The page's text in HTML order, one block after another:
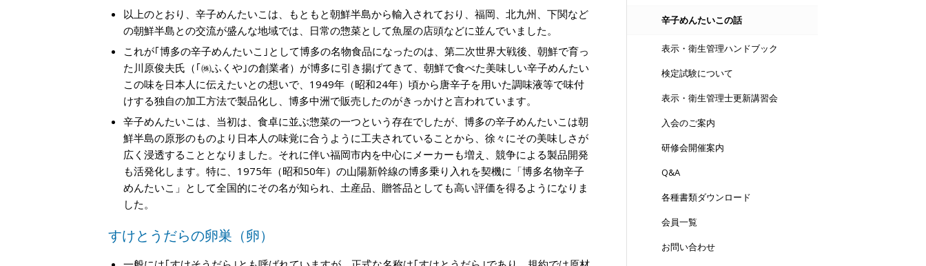
以上のとおり、辛子めんたいこは、もともと朝鮮半島から輸入されており、福岡、北九州、下関など
の朝鮮半島との交流が盛んな地域では、日常の惣菜として魚屋の店頭などに並んでいました。
これが｢博多の辛子めんたいこ｣として博多の名物食品になったのは、第二次世界大戦後、朝鮮で育っ
た川原俊夫氏（｢㈱ふくや｣の創業者）が博多に引き揚げてきて、朝鮮で食べた美味しい辛子めんたい
この味を日本人に伝えたいとの想いで、1949年（昭和24年）頃から唐辛子を用いた調味液等で味付
けする独自の加工方法で製品化し、博多中洲で販売したのがきっかけと言われています。
辛子めんたいこは、当初は、食卓に並ぶ惣菜の一つという存在でしたが、博多の辛子めんたいこは朝
鮮半島の原形のものより日本人の味覚に合うように工夫されていることから、徐々にその美味しさが
広く浸透することとなりました。それに伴い福岡市内を中心にメーカーも増え、競争による製品開発
も活発化します。特に、1975年（昭和50年）の山陽新幹線の博多乗り入れを契機に「博多名物辛子
めんたいこ」として全国的にその名が知られ、土産品、贈答品としても高い評価を得るようになりま
した。
すけとうだらの卵巣（卵）
辛子めんたいこの話
表示・衛生管理ハンドブック
検定試験について
表示・衛生管理士更新講習会
入会のご案内
研修会開催案内
Q&A
各種書類ダウンロード
会員一覧
お問い合わせ